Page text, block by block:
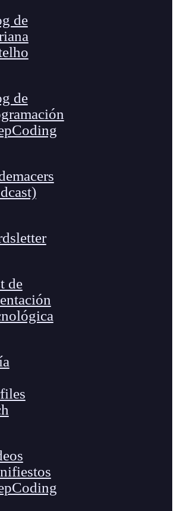
de
de
de